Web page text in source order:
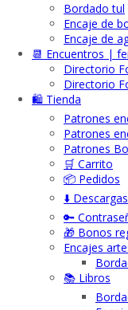
Bordado tul
Encaje de
Encaje de
📆 Encuentros |
Directorio
Directorio
🛍️ Tienda
Patrones
Patrones
Patrones
🛒 Carrito
📦 Pedidos
⬇️ Descargas
🔑
🎁 Bonos
Encajes
📚 Libros